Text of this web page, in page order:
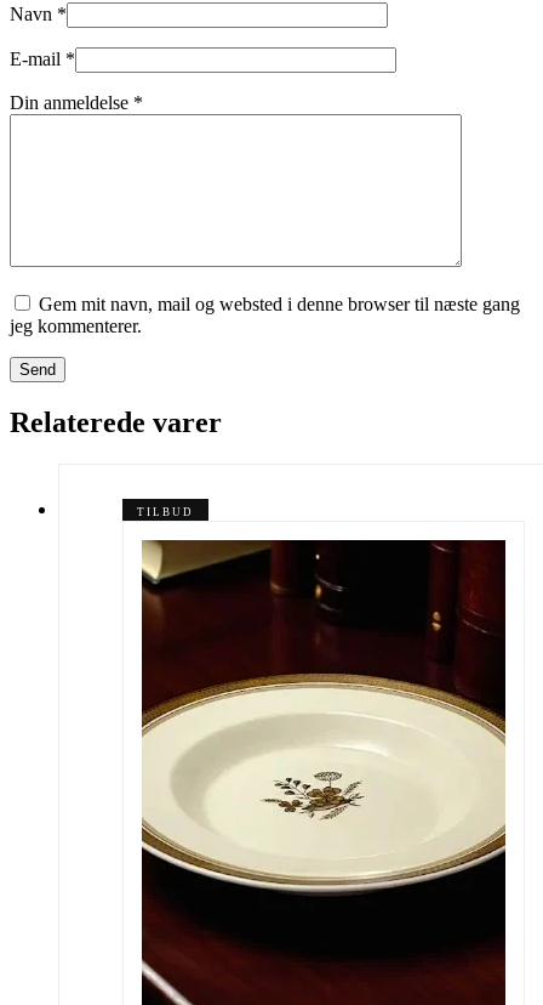
Navn *
E-mail *
Din anmeldelse *
Gem mit navn, mail og websted i denne browser til næste gang
jeg kommenterer.
Send
Relaterede varer
TILBUD